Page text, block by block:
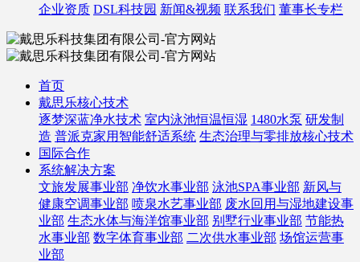
企业资质 DSL科技园 新闻&视频 联系我们 董事长专栏
首页
戴思乐核心技术
逐梦深蓝净水技术 室内泳池恒温恒湿 1480水泵 研发制
造 普派克家用智能舒适系统 生态治理与零排放核心技术
国际合作
系统解决方案
文旅发展事业部 净饮水事业部 泳池SPA事业部 新风与
健康空调事业部 喷泉水艺事业部 废水回用与湿地建设事
业部 生态水体与海洋馆事业部 别墅行业事业部 节能热
水事业部 数字体育事业部 二次供水事业部 场馆运营事
业部